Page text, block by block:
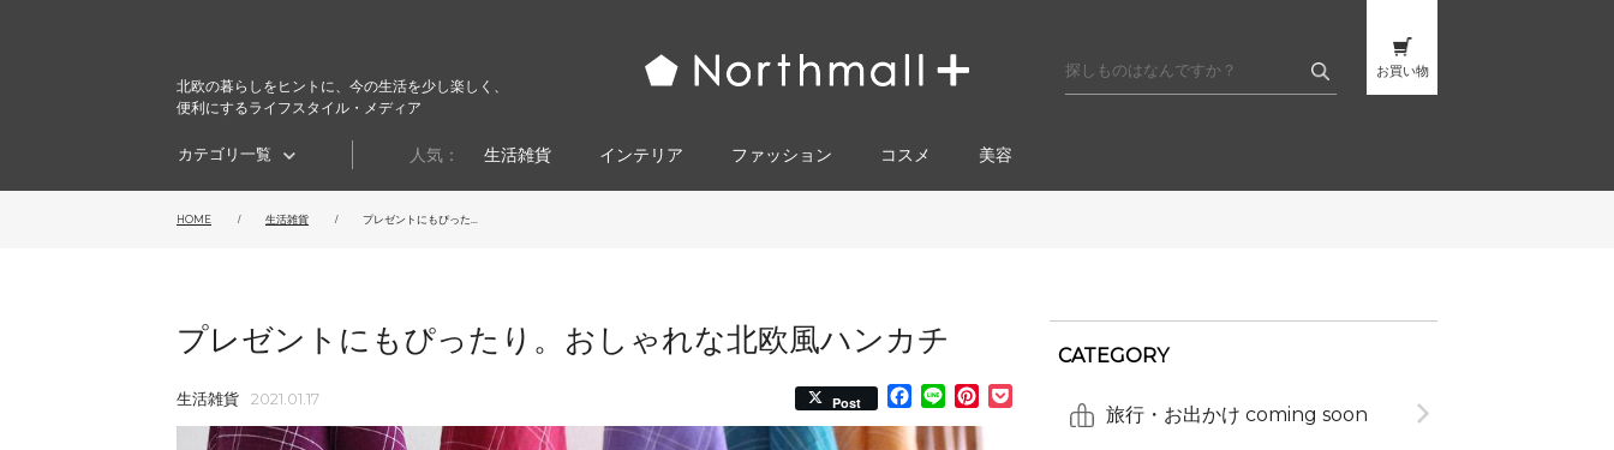
北欧の暮らしをヒントに、今の生活を少し楽しく、
便利にするライフスタイル・メディア
お買い物
カテゴリ一覧 人気： 生活雑貨 インテリア ファッション コスメ​ 美容
HOME 生活雑貨 プレゼントにもぴった...
プレゼントにもぴったり。おしゃれな北欧風ハンカチ
生活雑貨 2021.01.17 Post Facebook
Line Pinterest
CATEGORY
旅行・お出かけ coming soon